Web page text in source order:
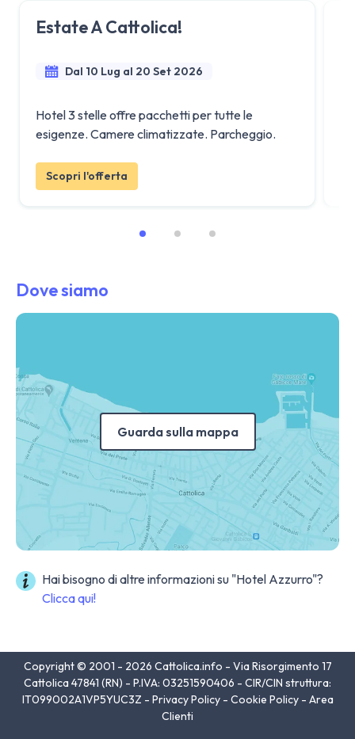
Estate A Cattolica!
Dal 10 Lug al 20 Set 2026
Hotel 3 stelle offre pacchetti per tutte le
esigenze. Camere climatizzate. Parcheggio.
Scopri l'offerta
Dove siamo
Guarda sulla mappa
Hai bisogno di altre informazioni su "Hotel Azzurro"?
Clicca qui!
Copyright © 2001 - 2026 Cattolica.info - Via Risorgimento 17
Cattolica 47841 (RN) - P.IVA: 03251590406 - CIR/CIN struttura:
IT099002A1VP5YUC3Z - Privacy Policy - Cookie Policy - Area
Clienti